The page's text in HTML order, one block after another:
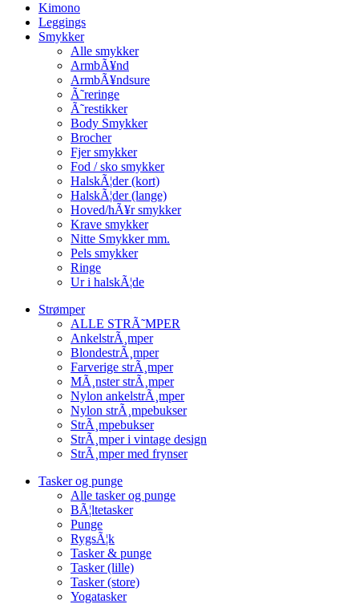
Kimono
Leggings
Smykker
Alle smykker
ArmbÃ¥nd
ArmbÃ¥ndsure
Ã˜reringe
Ã˜restikker
Body Smykker
Brocher
Fjer smykker
Fod / sko smykker
HalskÃ¦der (kort)
HalskÃ¦der (lange)
Hoved/hÃ¥r smykker
Krave smykker
Nitte Smykker mm.
Pels smykker
Ringe
Ur i halskÃ¦de
Strømper
ALLE STRÃ˜MPER
AnkelstrÃ¸mper
BlondestrÃ¸mper
Farverige strÃ¸mper
MÃ¸nster strÃ¸mper
Nylon ankelstrÃ¸mper
Nylon strÃ¸mpebukser
StrÃ¸mpebukser
StrÃ¸mper i vintage design
StrÃ¸mper med frynser
Tasker og punge
Alle tasker og punge
BÃ¦ltetasker
Punge
RygsÃ¦k
Tasker & punge
Tasker (lille)
Tasker (store)
Yogatasker